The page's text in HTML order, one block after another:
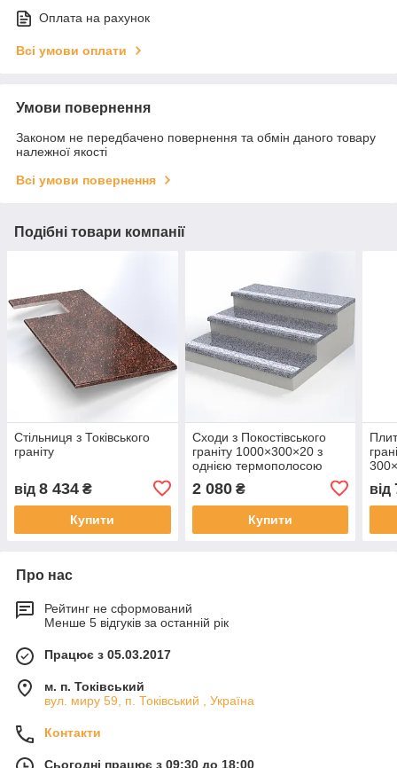
Оплата на рахунок
Всі умови оплати
Умови повернення
Законом не передбачено повернення та обмін даного товару
належної якості
Всі умови повернення
Подібні товари компанії
Стільниця з Токівського
граніту
від 8 434 ₴
Купити
Сходи з Покостівського
граніту 1000×300×20 з
однією термополосою
2 080₴
Купити
від
Про нас
Рейтинг не сформований
Менше 5 відгуків за останній рік
Працює з 05.03.2017
м. п. Токівський
вул. миру 59, п. Токівський , Україна
Контакти
Сьогодні працює з 09:30 до 18:00